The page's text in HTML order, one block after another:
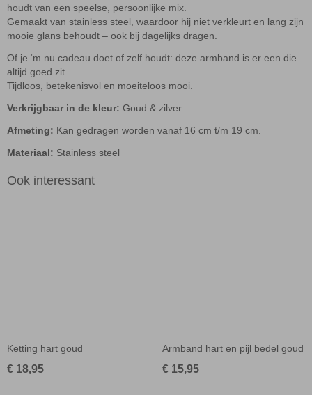
houdt van een speelse, persoonlijke mix.
Gemaakt van stainless steel, waardoor hij niet verkleurt en lang zijn
mooie glans behoudt – ook bij dagelijks dragen.
Of je ‘m nu cadeau doet of zelf houdt: deze armband is er een die
altijd goed zit.
Tijdloos, betekenisvol en moeiteloos mooi.
Verkrijgbaar in de kleur: Goud & zilver.
Afmeting: Kan gedragen worden vanaf 16 cm t/m 19 cm.
Materiaal: Stainless steel
Ook interessant
Ketting hart goud
€ 18,95
Armband hart en pijl bedel goud
€ 15,95